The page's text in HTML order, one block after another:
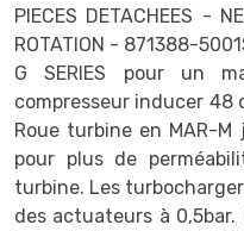
PIECES DETACHEES -
ROTATION - 871388-
G SERIES pour un
compresseur inducer 48
Roue turbine en MAR-M
pour plus de
turbine. Les
des actuateurs à